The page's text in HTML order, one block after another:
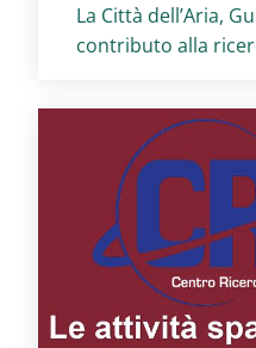
Titolo card:
La Città dell’Aria,
contributo alla